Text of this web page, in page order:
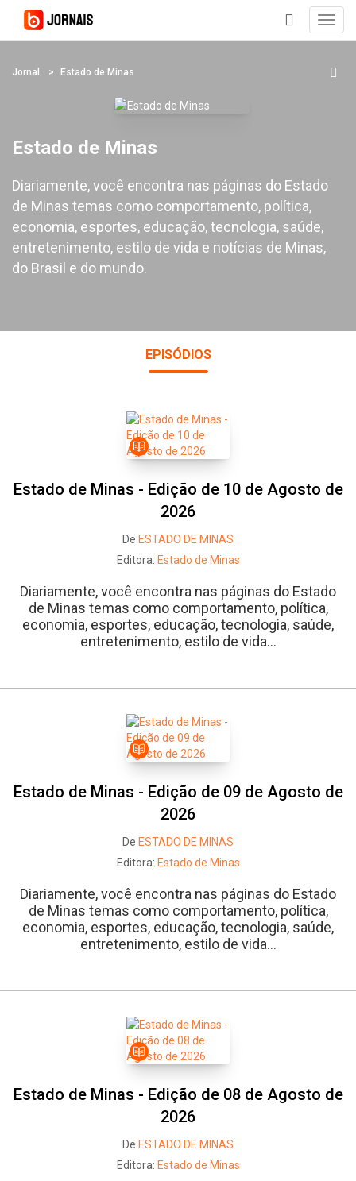
+
Jornal Estado de Minas
Estado de Minas
Diariamente, você encontra nas páginas do Estado
de Minas temas como comportamento, política,
economia, esportes, educação, tecnologia, saúde,
entretenimento, estilo de vida e notícias de Minas,
do Brasil e do mundo.
EPISÓDIOS
Estado de Minas - Edição de 10 de Agosto de
2026
De ESTADO DE MINAS
Editora: Estado de Minas
Diariamente, você encontra nas páginas do Estado
de Minas temas como comportamento, política,
economia, esportes, educação, tecnologia, saúde,
entretenimento, estilo de vida...
Estado de Minas - Edição de 09 de Agosto de
2026
De ESTADO DE MINAS
Editora: Estado de Minas
Diariamente, você encontra nas páginas do Estado
de Minas temas como comportamento, política,
economia, esportes, educação, tecnologia, saúde,
entretenimento, estilo de vida...
Estado de Minas - Edição de 08 de Agosto de
2026
De ESTADO DE MINAS
Editora: Estado de Minas